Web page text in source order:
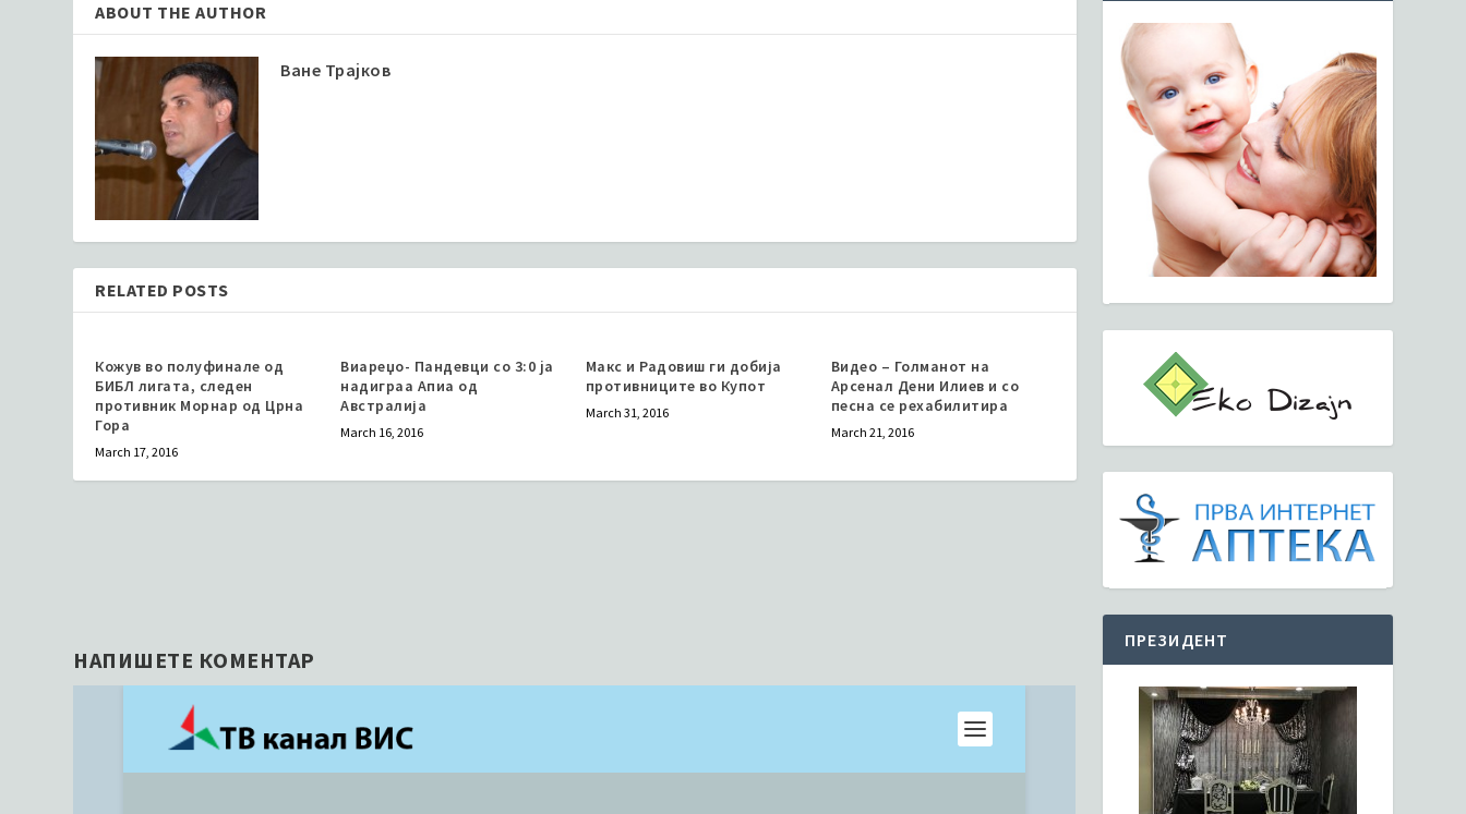
ABOUT THE AUTHOR
Ване Трајков
RELATED POSTS
Кожув во полуфинале од
БИБЛ лигата, следен
противник Морнар од Црна
Гора
March 17, 2016
Виареџо- Пандевци со 3:0 ja
надигрaа Апиа од
Австралија
March 16, 2016
Макс и Радовиш ги добија
противниците во Купот
March 31, 2016
Видео – Голманот на
Арсенал Дени Илиев и со
песна се рехабилитира
March 21, 2016
НАПИШЕТЕ КОМЕНТАР
ПРЕЗИДЕНТ